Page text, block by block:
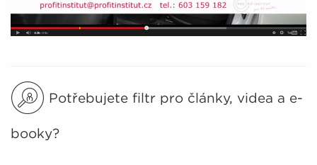
Potřebujete filtr pro články, videa a e-
booky?